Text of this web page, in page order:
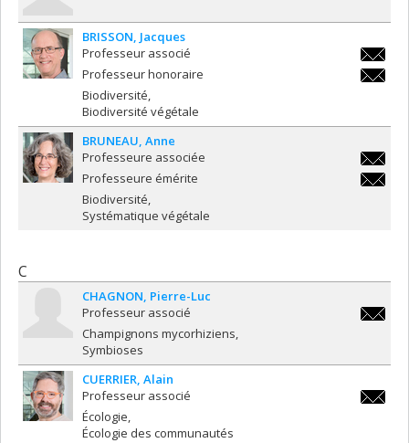
BRISSON Jacques
Professeur associé
Professeur honoraire
Biodiversité
Biodiversité végétale
BRUNEAU Anne
Professeure associée
Professeure émérite
Biodiversité
Systématique végétale
C
CHAGNON Pierre-Luc
Professeur associé
Champignons mycorhiziens
Symbioses
CUERRIER Alain
Professeur associé
Écologie
Écologie des communautés